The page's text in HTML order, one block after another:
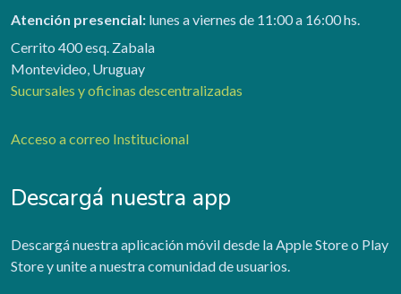
Atención presencial: lunes a viernes de 11:00 a 16:00 hs.
Cerrito 400 esq. Zabala
Montevideo, Uruguay
Sucursales y oficinas descentralizadas
Acceso a correo Institucional
Descargá nuestra app
Descargá nuestra aplicación móvil desde la Apple Store o Play
Store y unite a nuestra comunidad de usuarios.